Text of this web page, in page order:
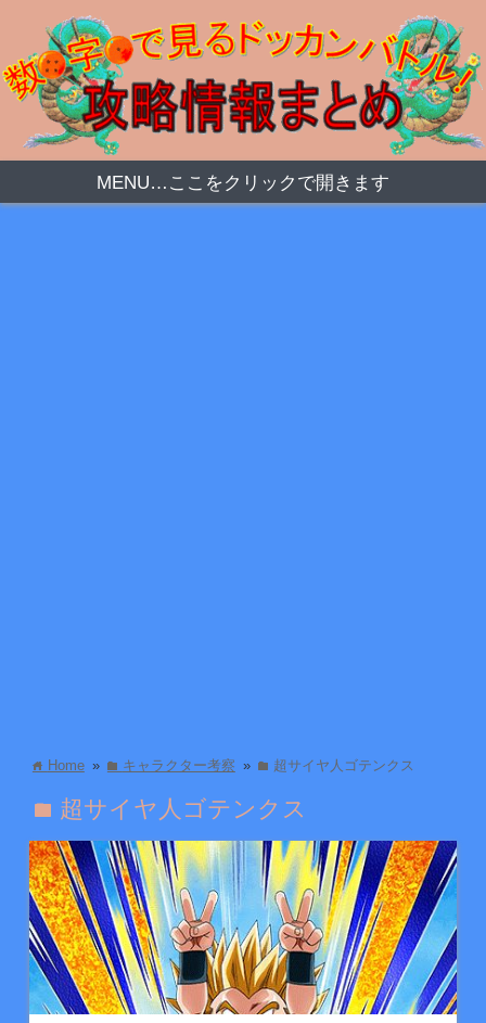
MENU…ここをクリックで開きます
home Home » folder キャラクター考察 » folder 超サイヤ人ゴテンクス
folder 超サイヤ人ゴテンクス